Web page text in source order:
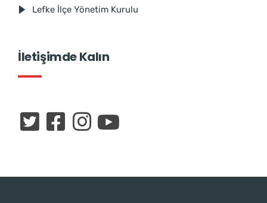
Lefke İlçe Yönetim Kurulu
İletişimde Kalın